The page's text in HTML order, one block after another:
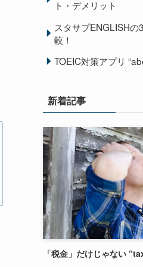
ト・デメリット
スタサプENGLISHの
較！
TOEIC対策アプリ
新着記事
「税金」だけじゃない